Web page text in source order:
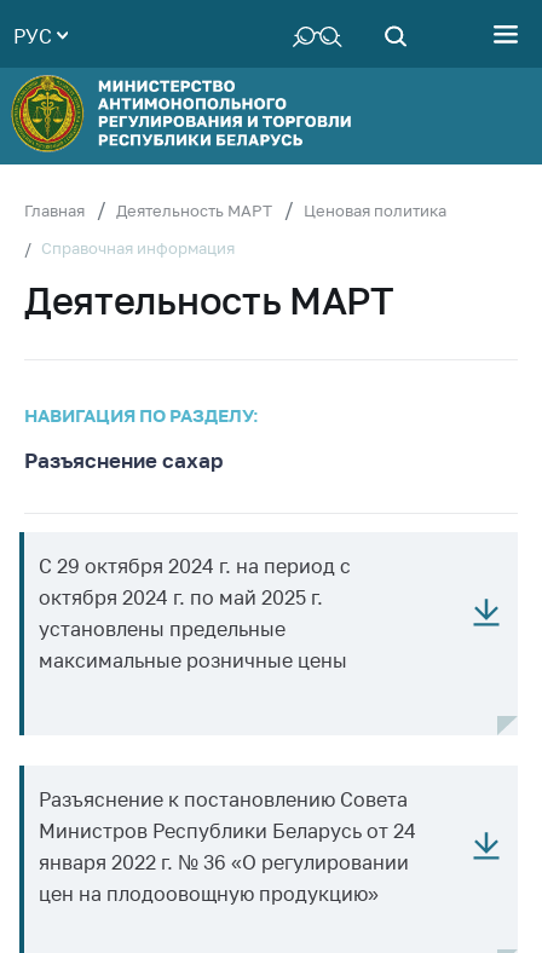
Руководство
Структура
Министерства
Территориальные
Антикоррупционная
консультативный
Белорусская
универсальная
товарная биржа
Общественная
Официальные
геральдические
символы
5 лет МАРТ
РУС
Главная Деятельность МАРТ
Ценовая политика
Справочная информация
Деятельность МАРТ
НАВИГАЦИЯ ПО РАЗДЕЛУ:
Разъяснение сахар
С 29 октября 2024 г. на период с
октября 2024 г. по май 2025 г.
установлены предельные
максимальные розничные цены
Разъяснение к постановлению Совета
Министров Республики Беларусь от 24
января 2022 г. № 36 «О регулировании
цен на плодоовощную продукцию»